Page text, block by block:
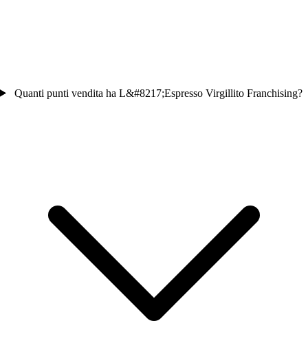
Quanti punti vendita ha L&#8217;Espresso Virgillito Franchising?